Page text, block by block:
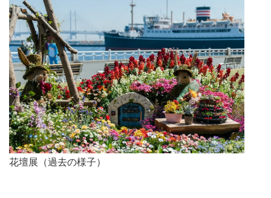
花壇展（過去の様子）